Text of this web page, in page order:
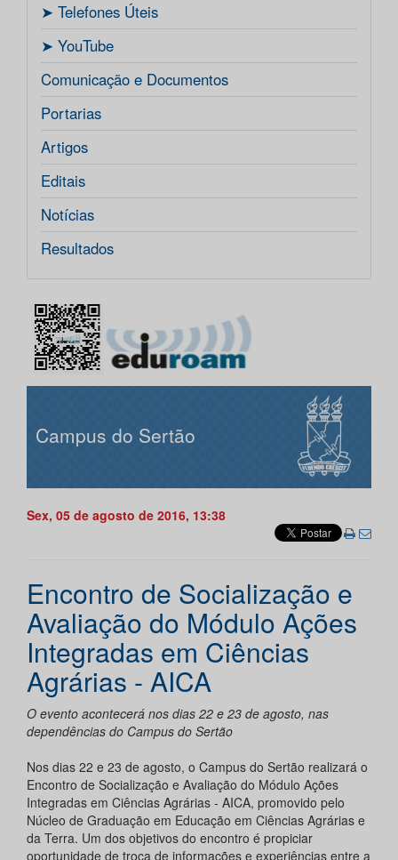
ㅤ➤ Telefones Úteis
ㅤ➤ YouTube
Comunicação e Documentos
Portarias
Artigos
Editais
Notícias
Resultados
Campus do Sertão
Sex, 05 de agosto de 2016, 13:38
Encontro de Socialização e
Avaliação do Módulo Ações
Integradas em Ciências
Agrárias - AICA
O evento acontecerá nos dias 22 e 23 de agosto, nas
dependências do Campus do Sertão
Nos dias 22 e 23 de agosto, o Campus do Sertão realizará o
Encontro de Socialização e Avaliação do Módulo Ações
Integradas em Ciências Agrárias - AICA, promovido pelo
Núcleo de Graduação em Educação em Ciências Agrárias e
da Terra. Um dos objetivos do encontro é propiciar
oportunidade de troca de informações e experiências entre a